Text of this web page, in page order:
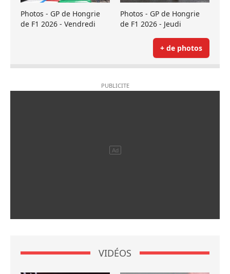
Photos - GP de Hongrie
de F1 2026 - Vendredi
Photos - GP de Hongrie
de F1 2026 - Jeudi
+ de photos
VIDÉOS